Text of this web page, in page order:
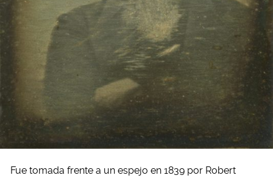
Fue tomada frente a un espejo en 1839 por Robert